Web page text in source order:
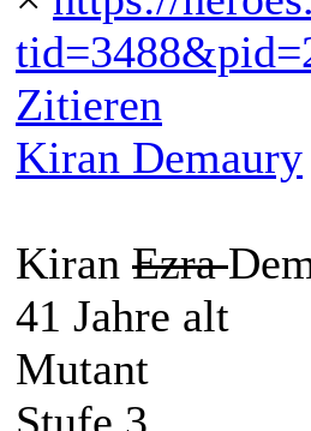
Zitieren
Kiran Demaury
Kiran Ezra
41 Jahre alt
Mutant